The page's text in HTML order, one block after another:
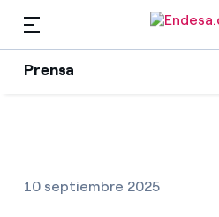
Prensa
Prensa
10 septiembre 2025